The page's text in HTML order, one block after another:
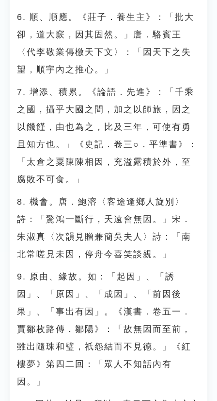
6. 順、順應。《莊子．養生主》：「批大
卻，道大窾，因其固然。」唐．駱賓王
〈代李敬業傳檄天下文〉：「因天下之失
望，順宇內之推心。」
7. 增添、積累。《論語．先進》：「千乘
之國，攝乎大國之間，加之以師旅，因之
以饑饉，由也為之，比及三年，可使有勇
且知方也。」《史記．卷三○．平準書》：
「太倉之粟陳陳相因，充溢露積於外，至
腐敗不可食。」
8. 機會。唐．鮑溶〈客途逢鄉人旋別〉
詩：「驚鴻一斷行，天遠會無因。」宋．
朱淑真〈次韻見贈兼簡吳夫人〉詩：「南
北常嗟見未因，停舟今喜笑談親。」
9. 原由、緣故。如：「起因」、「誘
因」、「原因」、「成因」、「前因後
果」、「事出有因」。《漢書．卷五一．
賈鄒枚路傳．鄒陽》：「故無因而至前，
雖出隨珠和璧，祇怨結而不見德。」《紅
樓夢》第四二回：「眾人不知話內有
因。」